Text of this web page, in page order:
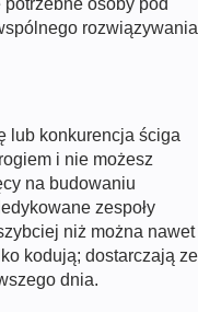
rozwiązywania
lub konkurencja ściga
i nie możesz
na budowaniu
zespoły
niż można nawet
kodują; dostarczają ze
dnia.